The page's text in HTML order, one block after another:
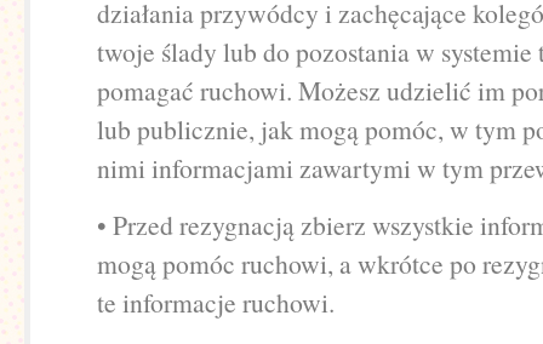
działania przywódcy i zachęcające
twoje ślady lub do pozostania w systemie
pomagać ruchowi. Możesz udzielić im
lub publicznie, jak mogą pomóc, w tym
nimi informacjami zawartymi w tym
• Przed rezygnacją zbierz wszystkie
mogą pomóc ruchowi, a wkrótce po
te informacje ruchowi.